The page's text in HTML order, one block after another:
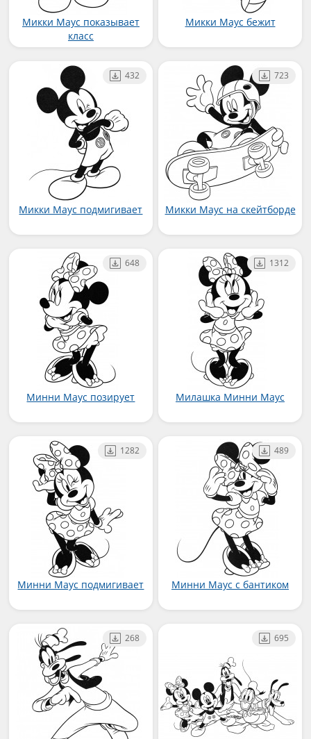
Микки Маус показывает
класс
Микки Маус бежит
Микки Маус подмигивает
432
Микки Маус на скейтборде
723
Минни Маус позирует
648
Милашка Минни Маус
1312
Минни Маус подмигивает
1282
Минни Маус с бантиком
489
268 695